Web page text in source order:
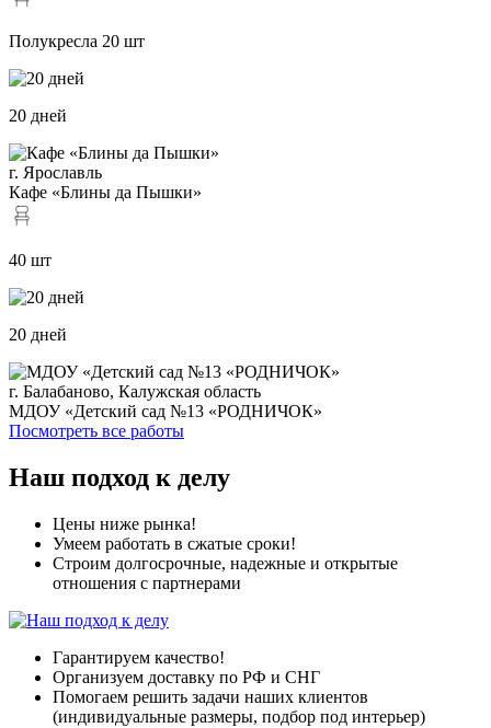
Полукресла 20 шт
20 дней
г. Ярославль
Кафе «Блины да Пышки»
40 шт
20 дней
г. Балабаново, Калужская область
МДОУ «Детский сад №13 «РОДНИЧОК»
Посмотреть все работы
Наш подход к делу
Цены ниже рынка!
Умеем работать в сжатые сроки!
Строим долгосрочные, надежные и открытые
отношения с партнерами
Гарантируем качество!
Организуем доставку по РФ и СНГ
Помогаем решить задачи наших клиентов
(индивидуальные размеры, подбор под интерьер)